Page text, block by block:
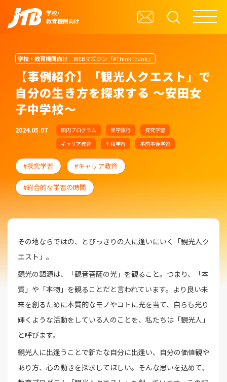
学校・
教育機関向け
学校・教育機関向け WEBマガジン「#Think Trunk」
【事例紹介】「観光人クエスト」で
自分の生き方を探求する ～安田女
子中学校～
2024.05.07 国内プログラム 修学旅行
探究学習
キャリア教育
平和学習 事前事後学習
探究学習 キャリア教育
総合的な学習の時間
その地ならではの、とびっきりの人に逢いにいく「観光人ク
エスト」。
観光の語源は、「観音菩薩の光」を観ること。つまり、「本
質」や「本物」を観ることだと言われています。より良い未
来を創るために本質的なモノやコトに光を当て、自らも光り
輝くような活動をしている人のことを、私たちは「観光人」
と呼びます。
観光人に出逢うことで新たな自分に出逢い、自分の価値観や
あり方、心の動きを探求してほしい。そんな思いを込めて、